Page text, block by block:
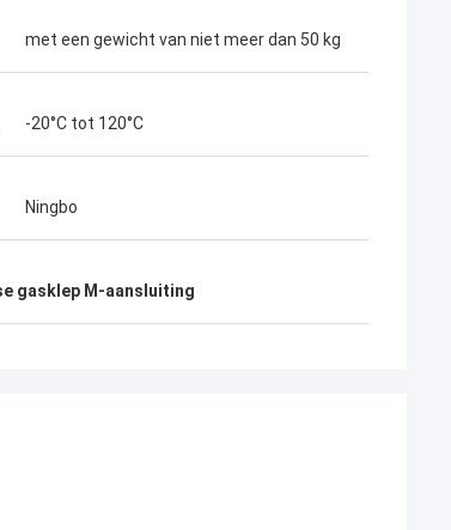
met een gewicht van niet meer dan 50 kg
-20°C tot 120°C
Ningbo
gasklep M-aansluiting